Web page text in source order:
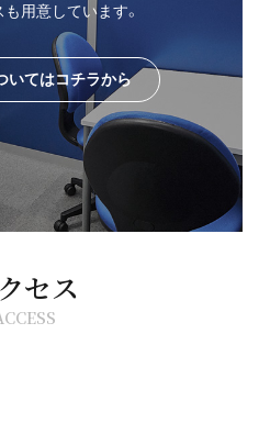
用意しています。
いてはコチラから
セス